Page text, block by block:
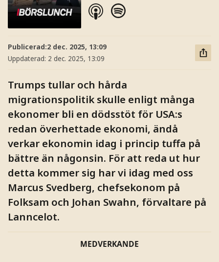
Publicerad:2 dec. 2025, 13:09
Uppdaterad: 2 dec. 2025, 13:09
Trumps tullar och hårda
migrationspolitik skulle enligt många
ekonomer bli en dödsstöt för USA:s
redan överhettade ekonomi, ändå
verkar ekonomin idag i princip tuffa på
bättre än någonsin. För att reda ut hur
detta kommer sig har vi idag med oss
Marcus Svedberg, chefsekonom på
Folksam och Johan Swahn, förvaltare på
Lanncelot.
MEDVERKANDE